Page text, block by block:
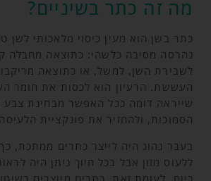
מה זה כתר בשיניים?
כתר בשן הוא מעין כיסוי מלאכותי לשן
נהרסה מסיבה כלשהי: כתוצאה מחבלה
לשבירת השן, למשל, או כתוצאה
העששת. הרעיון הוא לכסות את חומר
שייראה דומה ככל האפשר מבחינת צבע
הסמוכות, ולהחזיר את פונקציית
בעבר נהוג היה לייצר כתרים ממתכת,
ללעוס מזון אבל בכל חיוך ניתן היה
כיום, לעומת זאת, כתרים מיוצרים